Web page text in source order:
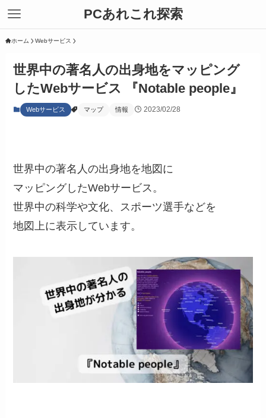
PCあれこれ探索
ホーム Webサービス
世界中の著名人の出身地をマッピング
したWebサービス 『Notable people』
Webサービス マップ 情報 2023/02/28
世界中の著名人の出身地を地図に
マッピングしたWebサービス。
世界中の科学や文化、スポーツ選手などを
地図上に表示しています。